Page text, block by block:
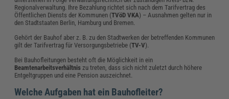
Regionalverwaltung. Ihre Bezahlung richtet sich nach dem Tarifvertrag des
Öffentlichen Diensts der Kommunen (TVöD VKA) – Ausnahmen gelten nur in
den Stadtstaaten Berlin, Hamburg und Bremen.
Gehört der Bauhof aber z. B. zu den Stadtwerken der betreffenden Kommunen
gilt der Tarifvertrag für Versorgungsbetriebe (TV-V).
Bei Bauhofleitungen besteht oft die Möglichkeit in ein
Beamtenarbeitsverhältnis zu treten, dass sich nicht zuletzt durch höhere
Entgeltgruppen und eine Pension auszeichnet.
Welche Aufgaben hat ein Bauhofleiter?